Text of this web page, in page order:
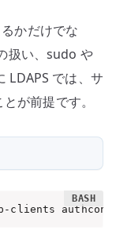
かだけでな
扱い、sudo や
LDAPS では、サ
が前提です。
clients